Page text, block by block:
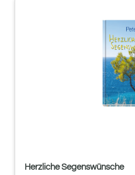
Herzliche Segenswünsche